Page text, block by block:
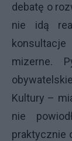
debatę o
nie idą
mizerne.
Kultury –
nie
praktycznie